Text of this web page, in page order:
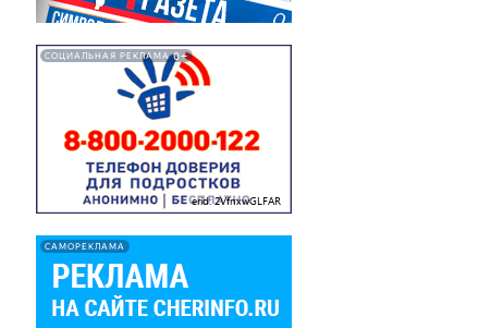
СОЦИАЛЬНАЯ РЕКЛАМА 0+
erid: 2VfnxwGLFAR
САМОРЕКЛАМА